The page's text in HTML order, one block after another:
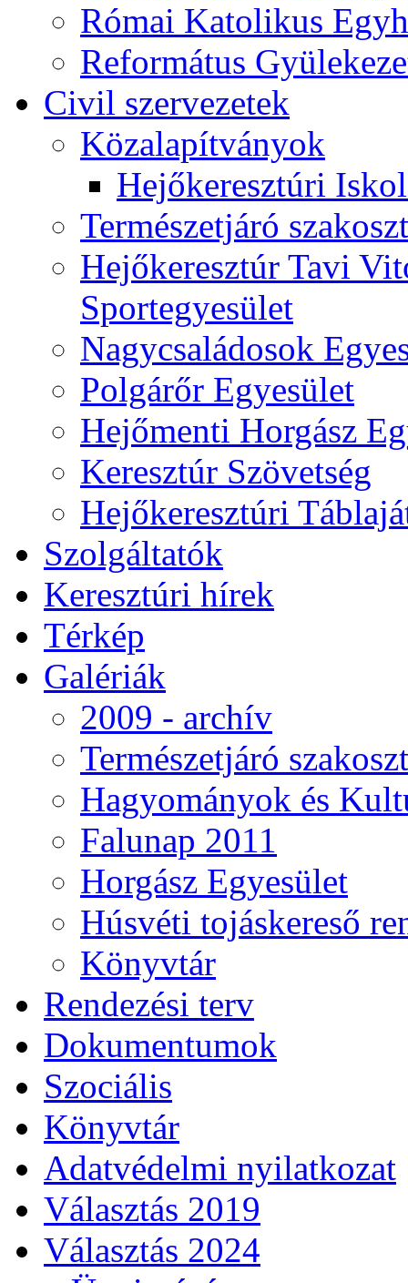
Római Katolikus
Református
Civil szervezetek
Közalapítványok
Hejőkeresztúri
Természetjáró
Hejőkeresztúr Tavi
Sportegyesület
Nagycsaládosok
Polgárőr Egyesület
Hejőmenti Horgász
Keresztúr Szövetség
Hejőkeresztúri
Szolgáltatók
Keresztúri hírek
Térkép
Galériák
2009 - archív
Természetjáró
Hagyományok és
Falunap 2011
Horgász Egyesület
Húsvéti tojáskereső
Könyvtár
Rendezési terv
Dokumentumok
Szociális
Könyvtár
Adatvédelmi nyilatkozat
Választás 2019
Választás 2024